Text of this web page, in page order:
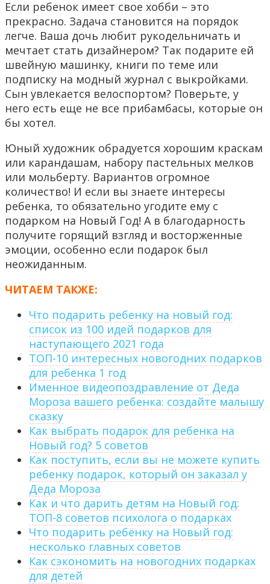
Если ребенок имеет свое хобби – это
прекрасно. Задача становится на порядок
легче. Ваша дочь любит рукодельничать и
мечтает стать дизайнером? Так подарите ей
швейную машинку, книги по теме или
подписку на модный журнал с выкройками.
Сын увлекается велоспортом? Поверьте, у
него есть еще не все прибамбасы, которые он
бы хотел.
Юный художник обрадуется хорошим краскам
или карандашам, набору пастельных мелков
или мольберту. Вариантов огромное
количество! И если вы знаете интересы
ребенка, то обязательно угодите ему с
подарком на Новый Год! А в благодарность
получите горящий взгляд и восторженные
эмоции, особенно если подарок был
неожиданным.
ЧИТАЕМ ТАКЖЕ:
Что подарить ребенку на новый год:
список из 100 идей подарков для
наступающего 2021 года
ТОП-10 интересных новогодних подарков
для ребенка 1 год
Именное видеопоздравление от Деда
Мороза вашего ребенка: создайте малышу
сказку
Как выбрать подарок для ребенка на
Новый год? 5 советов
Как поступить, если вы не можете купить
ребенку подарок, который он заказал у
Деда Мороза
Как и что дарить детям на Новый год:
ТОП-8 советов психолога о подарках
Что подарить ребёнку на Новый год:
несколько главных советов
Как сэкономить на новогодних подарках
для детей